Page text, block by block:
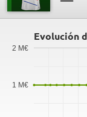
Evolución
1 M€
2 M€